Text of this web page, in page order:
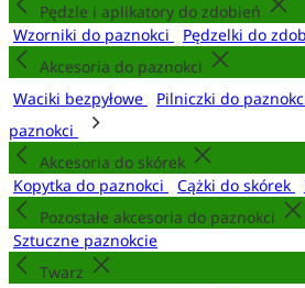
Pędzle i aplikatory do zdobień
Wzorniki do paznokci
Pędzelki do
Akcesoria do paznokci
Waciki bezpyłowe
Pilniczki do
paznokci
Akcesoria do skórek
Kopytka do paznokci
Cążki do skórek
Pozostałe akcesoria do paznokci
Sztuczne paznokcie
Twarz